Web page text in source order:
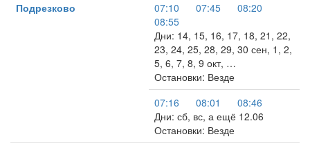
Подрезково
07:10 07:45
08:20
08:55
Дни: 14, 15, 16, 17, 18, 21, 22,
23, 24, 25, 28, 29, 30 сен, 1, 2,
5, 6, 7, 8, 9 окт, …
Остановки: Везде
07:16
08:01
08:46
Дни: сб, вс, а ещё 12.06
Остановки: Везде